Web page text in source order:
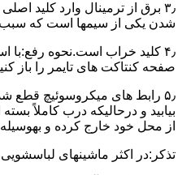
۳٫ ﺑﺮق از ﺗﺮﻣﯿﻨﺎل وارد ﮐﻠﯿﺪ
شدن ﯾﮑﯽ از سیمها است که
۴٫ ﮐﻠﯿﺪ ﺧﺮاب اﺳﺖ.نحوه رفع:ﺑﺎ
ﺻﻔﺤﻪ ﮐﻨﺘﺎﮐﺖ ﻫﺎی ﺗﺎﯾﻤﺮ را باز
۵٫ رابط های ﻣﯿﮑﺮوﺳﻮﺋﯿﭻ ﻗﻄﻊ
ﺑﯿﺎﺑﯿﺪ و درحالیکه درب کاملاً
از ﻣﺤﻞ خود ﺧﺎرج کرده و
ﺗﺬﮐﺮ:در اﮐﺜﺮ ماشینهای